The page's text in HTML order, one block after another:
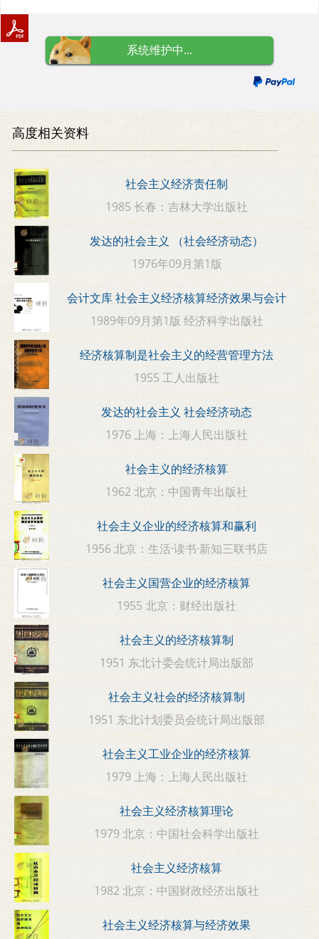
系统维护中...
高度相关资料
社会主义经济责任制
1985 长春：吉林大学出版社
发达的社会主义 （社会经济动态）
1976年09月第1版
会计文库 社会主义经济核算经济效果与会计
1989年09月第1版 经济科学出版社
经济核算制是社会主义的经营管理方法
1955 工人出版社
发达的社会主义 社会经济动态
1976 上海：上海人民出版社
社会主义的经济核算
1962 北京：中国青年出版社
社会主义企业的经济核算和赢利
1956 北京：生活·读书·新知三联书店
社会主义国营企业的经济核算
1955 北京：财经出版社
社会主义的经济核算制
1951 东北计委会统计局出版部
社会主义社会的经济核算制
1951 东北计划委员会统计局出版部
社会主义工业企业的经济核算
1979 上海：上海人民出版社
社会主义经济核算理论
1979 北京：中国社会科学出版社
社会主义经济核算
1982 北京：中国财政经济出版社
社会主义经济核算与经济效果